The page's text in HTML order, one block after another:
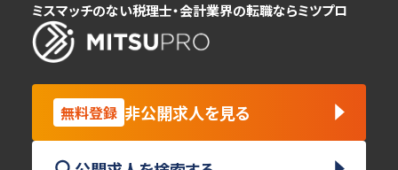
ミスマッチのない税理士・会計業界の転職ならミツプロ
無料登録 非公開求人を見る